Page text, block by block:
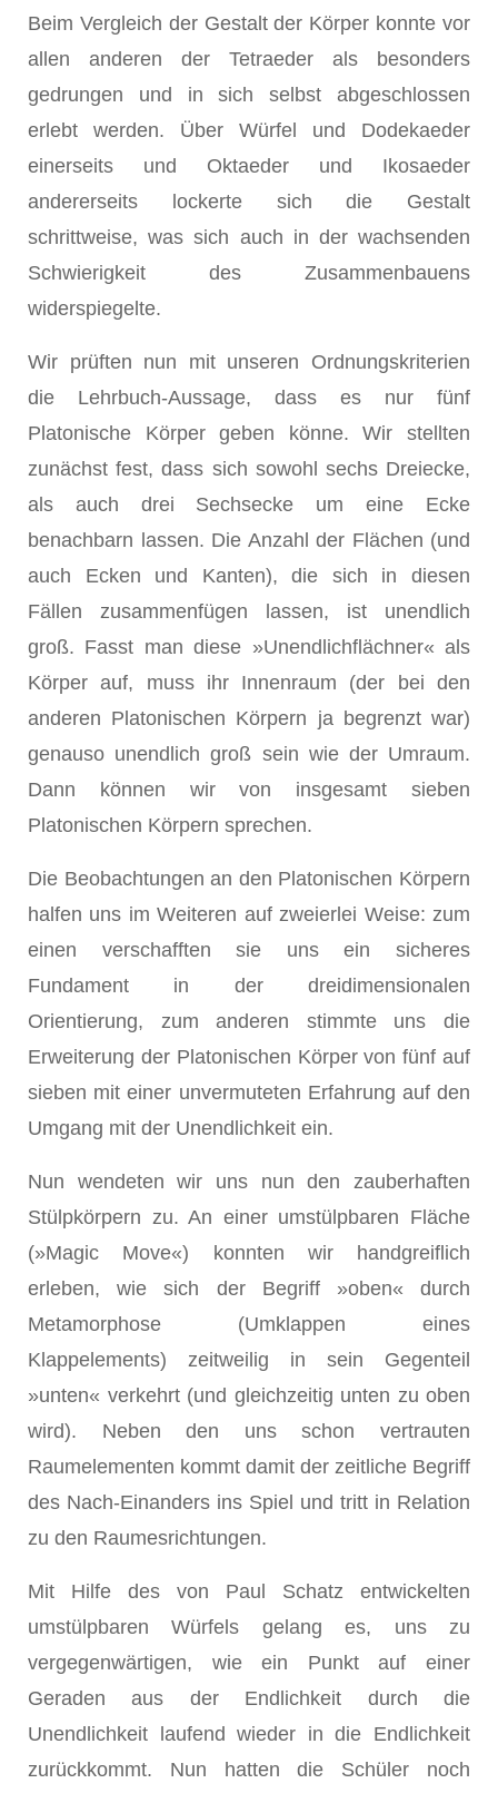
Beim Vergleich der Gestalt der Körper konnte vor
allen anderen der Tetraeder als besonders
gedrungen und in sich selbst abgeschlossen
erlebt werden. Über Würfel und Dodekaeder
einerseits und Oktaeder und Ikosaeder
andererseits lockerte sich die Gestalt
schrittweise, was sich auch in der wachsenden
Schwierigkeit des Zusammenbauens
widerspiegelte.
Wir prüften nun mit unseren Ordnungskriterien
die Lehrbuch-Aussage, dass es nur fünf
Platonische Körper geben könne. Wir stellten
zunächst fest, dass sich sowohl sechs Dreiecke,
als auch drei Sechsecke um eine Ecke
benachbarn lassen. Die Anzahl der Flächen (und
auch Ecken und Kanten), die sich in diesen
Fällen zusammenfügen lassen, ist unendlich
groß. Fasst man diese »Unendlichflächner« als
Körper auf, muss ihr Innenraum (der bei den
anderen Platonischen Körpern ja begrenzt war)
genauso unendlich groß sein wie der Umraum.
Dann können wir von insgesamt sieben
Platonischen Körpern sprechen.
Die Beobachtungen an den Platonischen Körpern
halfen uns im Weiteren auf zweierlei Weise: zum
einen verschafften sie uns ein sicheres
Fundament in der dreidimensionalen
Orientierung, zum anderen stimmte uns die
Erweiterung der Platonischen Körper von fünf auf
sieben mit einer unvermuteten Erfahrung auf den
Umgang mit der Unendlichkeit ein.
Nun wendeten wir uns nun den zauberhaften
Stülpkörpern zu. An einer umstülpbaren Fläche
(»Magic Move«) konnten wir handgreiflich
erleben, wie sich der Begriff »oben« durch
Metamorphose (Umklappen eines
Klappelements) zeitweilig in sein Gegenteil
»unten« verkehrt (und gleichzeitig unten zu oben
wird). Neben den uns schon vertrauten
Raumelementen kommt damit der zeitliche Begriff
des Nach-Einanders ins Spiel und tritt in Relation
zu den Raumesrichtungen.
Mit Hilfe des von Paul Schatz entwickelten
umstülpbaren Würfels gelang es, uns zu
vergegenwärtigen, wie ein Punkt auf einer
Geraden aus der Endlichkeit durch die
Unendlichkeit laufend wieder in die Endlichkeit
zurückkommt. Nun hatten die Schüler noch